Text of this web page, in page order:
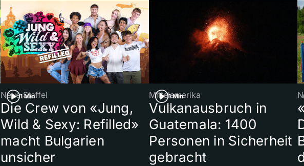
1 Min
Neue Staffel
Die Crew von «Jung,
Wild & Sexy: Refilled»
macht Bulgarien
unsicher
1 Min
Mittelamerika
Vulkanausbruch in
Guatemala: 1400
Personen in Sicherheit
gebracht